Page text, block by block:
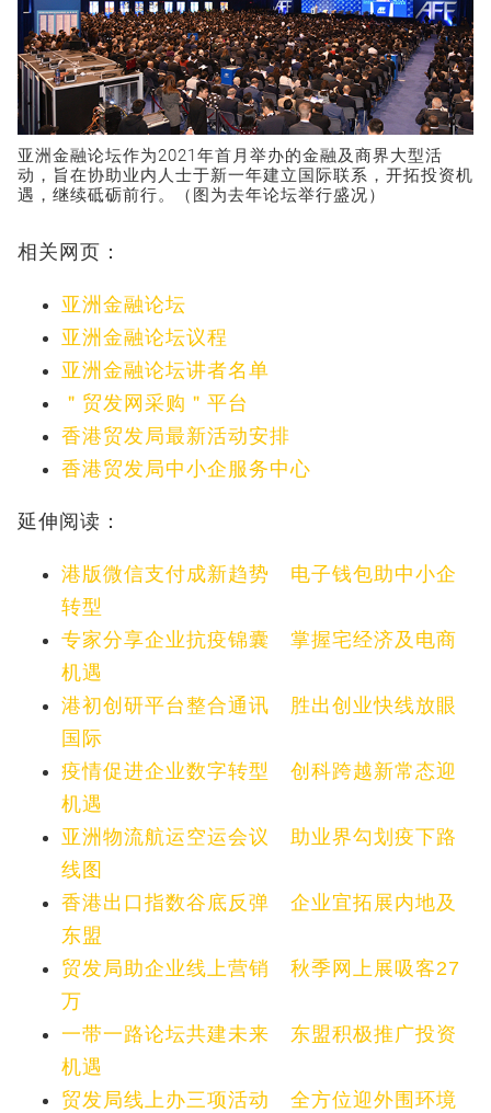
亚洲金融论坛作为2021年首月举办的金融及商界大型活
动，旨在协助业内人士于新一年建立国际联系，开拓投资机
遇，继续砥砺前行。（图为去年论坛举行盛况）
相关网页：
亚洲金融论坛
亚洲金融论坛议程
亚洲金融论坛讲者名单
＂贸发网采购＂平台
香港贸发局最新活动安排
香港贸发局中小企服务中心
延伸阅读：
港版微信支付成新趋势 电子钱包助中小企
转型
专家分享企业抗疫锦囊 掌握宅经济及电商
机遇
港初创研平台整合通讯 胜出创业快线放眼
国际
疫情促进企业数字转型 创科跨越新常态迎
机遇
亚洲物流航运空运会议 助业界勾划疫下路
线图
香港出口指数谷底反弹 企业宜拓展内地及
东盟
贸发局助企业线上营销 秋季网上展吸客27
万
一带一路论坛共建未来 东盟积极推广投资
机遇
贸发局线上办三项活动 全方位迎外围环境